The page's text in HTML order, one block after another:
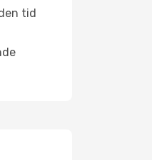
tid